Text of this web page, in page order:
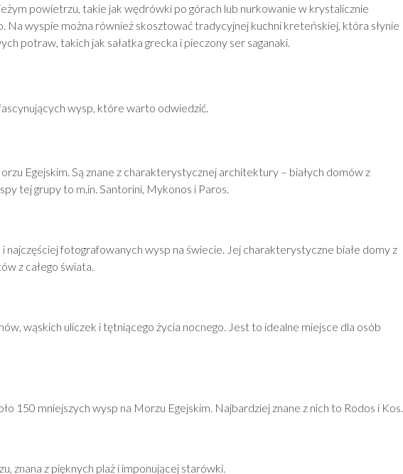
powietrzu, takie jak wędrówki po górach lub nurkowanie w krystalicznie
Na wyspie można również skosztować tradycyjnej kuchni kreteńskiej, która słynie
potraw, takich jak sałatka grecka i pieczony ser saganaki.
wysp, które warto odwiedzić.
Egejskim. Są znane z charakterystycznej architektury – białych domów z
tej grupy to m.in. Santorini, Mykonos i Paros.
najczęściej fotografowanych wysp na świecie. Jej charakterystyczne białe domy z
z całego świata.
wąskich uliczek i tętniącego życia nocnego. Jest to idealne miejsce dla osób
150 mniejszych wysp na Morzu Egejskim. Najbardziej znane z nich to Rodos i Kos.
znana z pięknych plaż i imponującej starówki.